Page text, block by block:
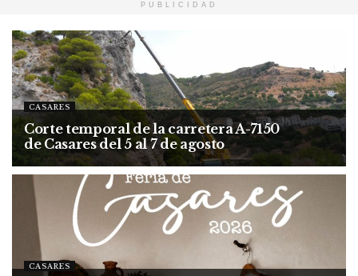
PUBLICIDAD
CASARES
Corte temporal de la carretera A-7150
de Casares del 5 al 7 de agosto
CASARES